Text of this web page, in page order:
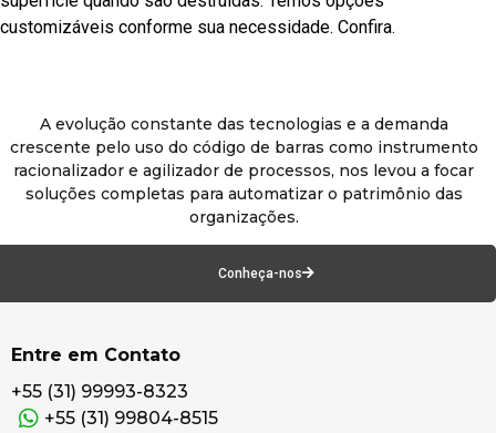
customizáveis conforme sua necessidade. Confira.
A evolução constante das tecnologias e a demanda
crescente pelo uso do código de barras como instrumento
racionalizador e agilizador de processos, nos levou a focar
soluções completas para automatizar o patrimônio das
organizações.
Conheça-nos
Entre em Contato
+55 (31) 99993-8323
+55 (31) 99804-8515